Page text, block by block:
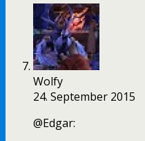
Wolfy
24. September 2015
@Edgar: